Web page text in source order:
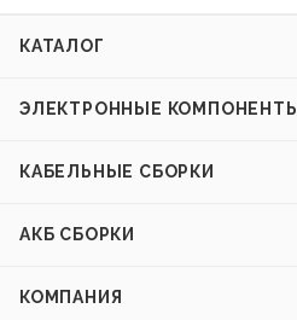
КАТАЛОГ
ЭЛЕКТРОННЫЕ КОМПОНЕНТЫ
КАБЕЛЬНЫЕ СБОРКИ
АКБ СБОРКИ
КОМПАНИЯ